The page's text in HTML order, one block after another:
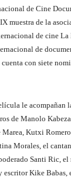
de Cine
muestra de la
de cine
de
con siete
le acompañan
de Manolo
Kutxi
Morales, el
Santi Ric,
Kike Babas,